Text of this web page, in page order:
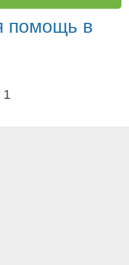
помощь в
1